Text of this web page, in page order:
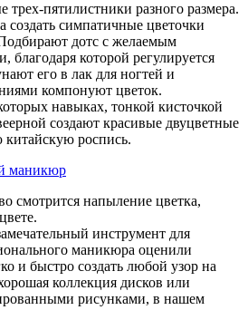
трех-пятилистники разного размера.
создать симпатичные цветочки
дотс с желаемым
благодаря которой регулируется
его в лак для ногтей и
компонуют цветок.
навыках, тонкой кисточкой
создают красивые двуцветные
китайскую роспись.
маникюр
смотрится напыление цветка,
инструмент для
маникюра оценили
и быстро создать любой узор на
коллекция дисков или
рисунками, в нашем